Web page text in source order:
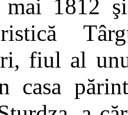
mai 1812
fiul al
casa